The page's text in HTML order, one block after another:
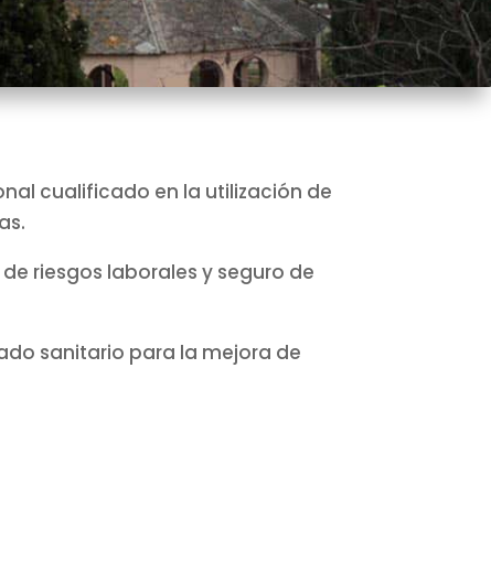
cualificado en la utilización de
riesgos laborales y seguro de
sanitario para la mejora de